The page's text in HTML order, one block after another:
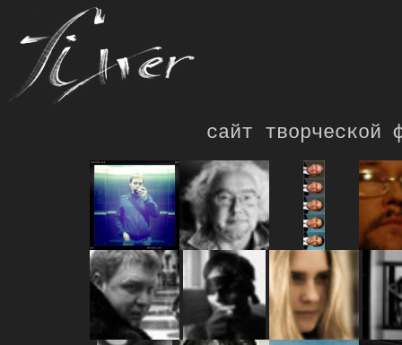
сайт творческой